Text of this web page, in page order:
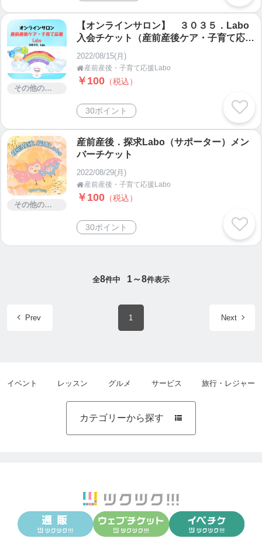
その他のサービス
【オンラインサロン】 ３０３５．Labo
入会チケット（産前産後ケア・子育て応援
2022/08/15(月)
産前産後・子育て応援Labo
￥100 （税込）
30ポイント
その他のサービス
産前産後．探求Labo（サポーター）メン
バーチケット
2022/08/29(月)
産前産後・子育て応援Labo
￥100 （税込）
30ポイント
全8件中 1～8件表示
Prev 1 Next
イベント レッスン グルメ サービス 旅行・レジャー
カテゴリーから探す 